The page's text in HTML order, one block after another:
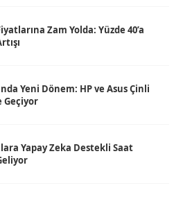
Zam Yolda: Yüzde 40’a
Yeni Dönem: HP ve Asus Çinli
Geçiyor
Yapay Zeka Destekli Saat